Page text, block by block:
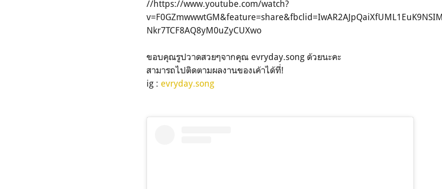
//https://www.youtube.com/watch?
Nkr7TCF8AQ8yM0uZyCUXwo
ขอบคุณรูปวาดสวยๆจากคุณ evryday.song ด้วยนะคะ
สามารถไปติดตามผลงานของเค้าได้ที่!
ig : evryday.song